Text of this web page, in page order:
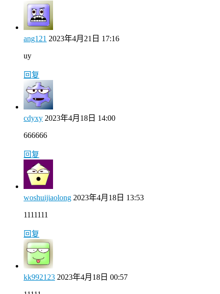
ang121 2023年4月21日 17:16
uy
回复
cdyxy 2023年4月18日 14:00
666666
回复
woshuijiaolong 2023年4月18日 13:53
1111111
回复
kk992123 2023年4月18日 00:57